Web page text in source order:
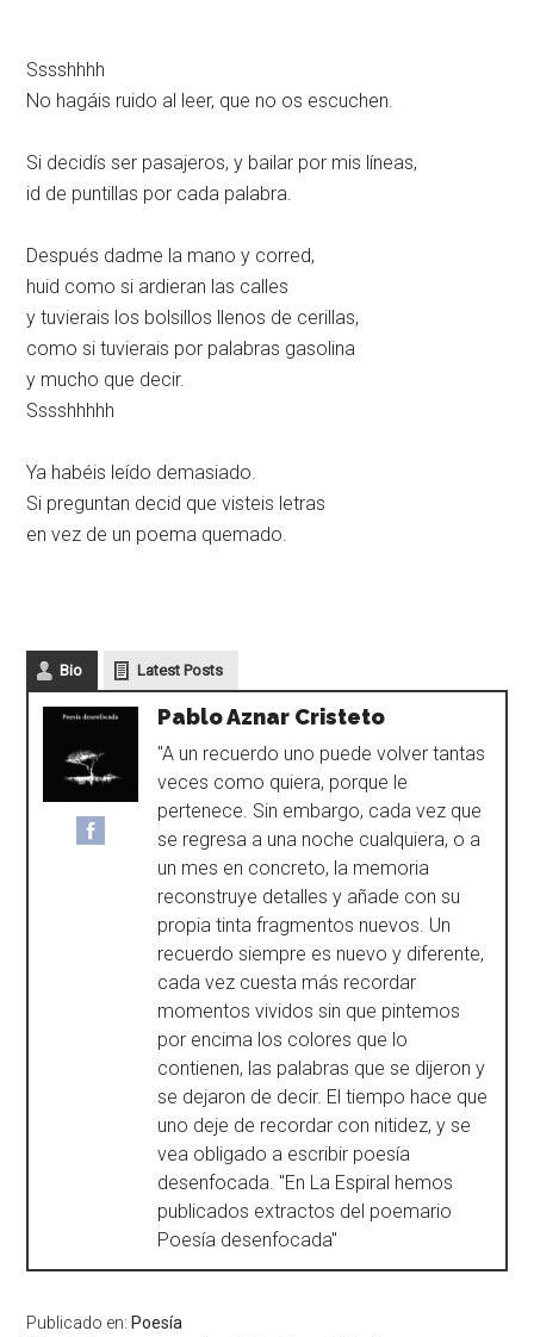
Sssshhhh
No hagáis ruido al leer, que no os escuchen.
Si decidís ser pasajeros, y bailar por mis líneas,
id de puntillas por cada palabra.
Después dadme la mano y corred,
huid como si ardieran las calles
y tuvierais los bolsillos llenos de cerillas,
como si tuvierais por palabras gasolina
y mucho que decir.
Sssshhhhh
Ya habéis leído demasiado.
Si preguntan decid que visteis letras
en vez de un poema quemado.
Bio Latest Posts
Pablo Aznar Cristeto
"A un recuerdo uno puede volver tantas
veces como quiera, porque le
pertenece. Sin embargo, cada vez que
se regresa a una noche cualquiera, o a
un mes en concreto, la memoria
reconstruye detalles y añade con su
propia tinta fragmentos nuevos. Un
recuerdo siempre es nuevo y diferente,
cada vez cuesta más recordar
momentos vividos sin que pintemos
por encima los colores que lo
contienen, las palabras que se dijeron y
se dejaron de decir. El tiempo hace que
uno deje de recordar con nitidez, y se
vea obligado a escribir poesía
desenfocada. "En La Espiral hemos
publicados extractos del poemario
Poesía desenfocada"
Publicado en: Poesía